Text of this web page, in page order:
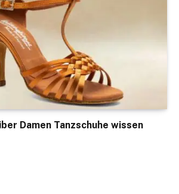
Damen Tanzschuhe wissen